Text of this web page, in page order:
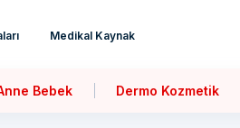
Medikal Kaynak
Bebek Dermo Kozmetik